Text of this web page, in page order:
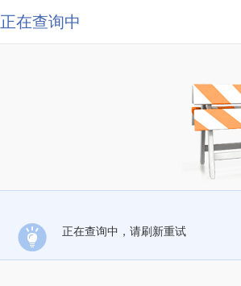
正在查询中
正在查询中，请刷新重试